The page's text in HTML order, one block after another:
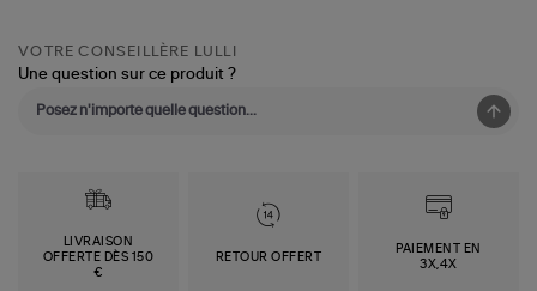
VOTRE CONSEILLÈRE LULLI
Une question sur ce produit ?
LIVRAISON
OFFERTE DÈS 150
€
RETOUR OFFERT
PAIEMENT EN
3X,4X